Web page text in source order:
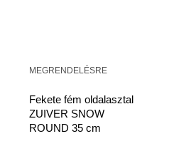
Fekete fém oldalasztal
ZUIVER SNOW
ROUND 35 cm
MEGRENDELÉSRE